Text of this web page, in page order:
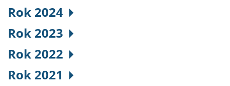
Rok 2024
Rok 2023
Rok 2022
Rok 2021